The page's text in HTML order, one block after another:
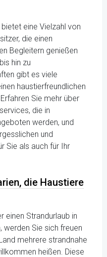
eine Vielzahl von
die einen
Begleitern genießen
hin zu
gibt es viele
haustierfreundlichen
Sie mehr über
die in
werden, und
und
Sie als auch für Ihr
die Haustiere
einen Strandurlaub in
werden Sie sich freuen
mehrere strandnahe
heißen. Diese